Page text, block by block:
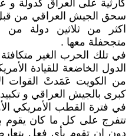
كارثية على العراق كدولة
سحق الجيش العراقي من قبل
اكثر من ثلاثين دولة
متجحفلة معها .
في تلك الحرب الغير
الدول الخاضعة للقيادة
من الكويت عَمَدتْ القوات
كبرى بالجيش العراقي و
في فترة القطب الأمريكي
تتفرج على كل ما كان يقوم
دون ان تقوم بأي فعل